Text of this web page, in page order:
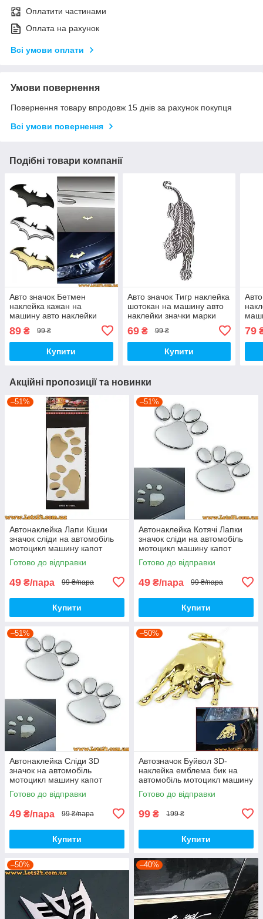
Оплатити частинами
Оплата на рахунок
Всі умови оплати
Умови повернення
Повернення товару впродовж 15 днів за рахунок покупця
Всі умови повернення
Подібні товари компанії
Авто значок Бетмен
наклейка кажан на
машину авто наклейки
кузов бампер скло двері
капот крила багажник
89 ₴ 99 ₴
Купити
Авто значок Тигр наклейка
шотокан на машину авто
наклейки значки марки
машин на кузов бампер
скло двері капот крила
багажник бак
69₴ 99 ₴
Купити
79
Акційні пропозиції та новинки
–51%
Автонаклейка Лапи Кішки
значок сліди на автомобіль
мотоцикл машину капот
крила багажник
Готово до відправки
49 ₴/пара 99 ₴/пара
Купити
–51%
Автонаклейка Котячі Лапки
значок сліди на автомобіль
мотоцикл машину капот
крила багажник
Готово до відправки
49 ₴/пара 99 ₴/пара
Купити
–51%
Автонаклейка Сліди 3D
значок на автомобіль
мотоцикл машину капот
крила багажник
Готово до відправки
49 ₴/пара 99 ₴/пара
Купити
–50%
Автозначок Буйвол 3D-
наклейка емблема бик на
автомобіль мотоцикл машину
капот багажник
Готово до відправки
99 ₴ 199 ₴
Купити
–50% –40%